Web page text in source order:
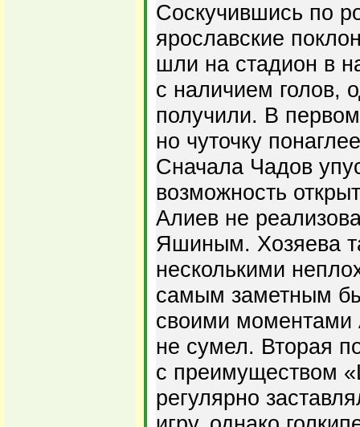
Соскучившись по
ярославские
шли на стадион в
с наличием голов,
получили. В
но чуточку
Сначала Чадов
возможность
Алиев не
Яшиным. Хозяева
несколькими
самым заметным
своими моментами
не сумел. Вторая
с преимуществом
регулярно